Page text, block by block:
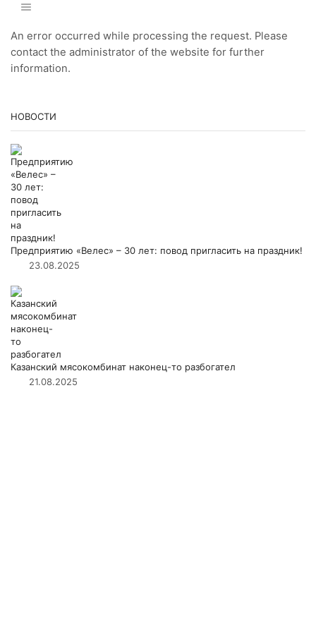
An error occurred while processing the request. Please
contact the administrator of the website for further
information.
НОВОСТИ
Предприятию «Велес» – 30 лет: повод пригласить на праздник!
23.08.2025
Казанский мясокомбинат наконец-то разбогател
21.08.2025